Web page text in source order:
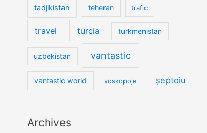
tadjikistan teheran trafic
travel turcia turkmenistan
uzbekistan vantastic
vantastic world voskopoje șeptoiu
Archives